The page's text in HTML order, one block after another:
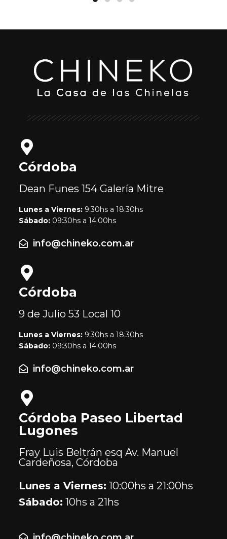
Córdoba
Dean Funes 154Galería Mitre
Lunes a Viernes: 9:30hs a 18:30hs
Sábado: 09:30hs a 14:00hs
info@chineko.com.ar
Córdoba
9 de Julio 53 Local 10
Lunes a Viernes: 9:30hs a 18:30hs
Sábado: 09:30hs a 14:00hs
info@chineko.com.ar
Córdoba Paseo Libertad
Lugones
Fray Luis Beltrán esq Av. Manuel
Cardeñosa, Córdoba
Lunes a Viernes: 10:00hs a 21:00hs
Sábado: 10hs a 21hs